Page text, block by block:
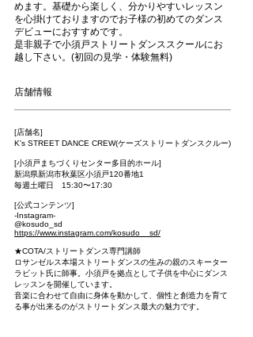
めます。基礎から楽しく、分かりやすいレッスン
を心掛けておりますのでお子様の初めてのダンス
デビューにおすすめです。
是非親子で小須戸ストリートダンススクールにお
越し下さい。(初回の見学・体験無料)
店舗情報
[店舗名]
K's STREET DANCE CREW(ケーズストリートダンスクルー)
[小須戸まちづくりセンター多目的ホール]
新潟県新潟市秋葉区小須戸120番地1
毎週土曜日 15:30〜17:30
[公式コンテンツ]
-Instagram-
@kosudo_sd
https://www.instagram.com/kosudo__sd/
★COTA/ストリートダンス専門講師
ロサンゼルス本場ストリートダンスの生みの親のスキーター
ラビット氏に師事。小須戸を拠点として子供を中心にダンス
レッスンを開催しています。
音楽に合わせて自由に身体を動かして、個性と創造力を育て
る事が出来るのがストリートダンス最大の魅力です。